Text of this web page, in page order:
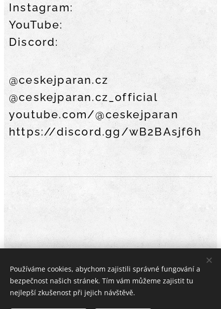
Instagram:
YouTube:
Discord:
@ceskejparan.cz
@ceskejparan.cz_official
youtube.com/@ceskejparan
https://discord.gg/wB2BAsjf6h
Sledujte nás na sociálních sítích
Používáme cookies, abychom zajistili správné fungování a
bezpečnost našich stránek. Tím vám můžeme zajistit tu
nejlepší zkušenost při jejich návštěvě.